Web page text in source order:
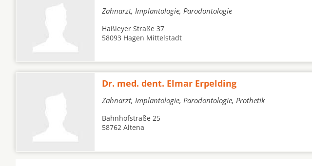
Zahnarzt, Implantologie, Parodontologie
Haßleyer Straße 37
58093 Hagen Mittelstadt
Dr. med. dent. Elmar Erpelding
Zahnarzt, Implantologie, Parodontologie, Prothetik
Bahnhofstraße 25
58762 Altena